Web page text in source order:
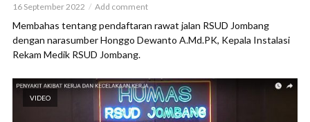
16 September 2022 Add comment
Membahas tentang pendaftaran rawat jalan RSUD Jombang
dengan narasumber Honggo Dewanto A.Md.PK, Kepala Instalasi
Rekam Medik RSUD Jombang.
VIDEO